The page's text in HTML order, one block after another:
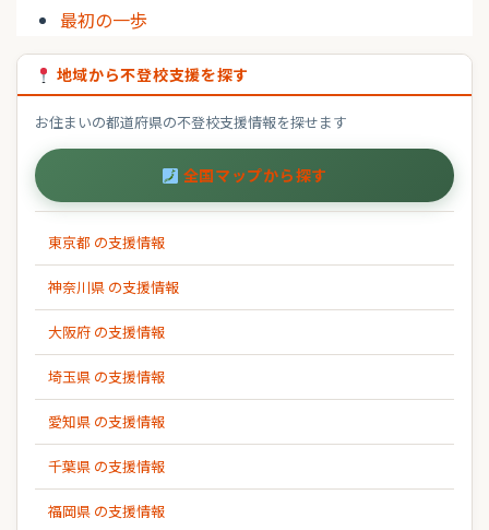
最初の一歩
地域から不登校支援を探す
お住まいの都道府県の不登校支援情報を探せます
全国マップから探す
東京都 の支援情報
神奈川県 の支援情報
大阪府 の支援情報
埼玉県 の支援情報
愛知県 の支援情報
千葉県 の支援情報
福岡県 の支援情報